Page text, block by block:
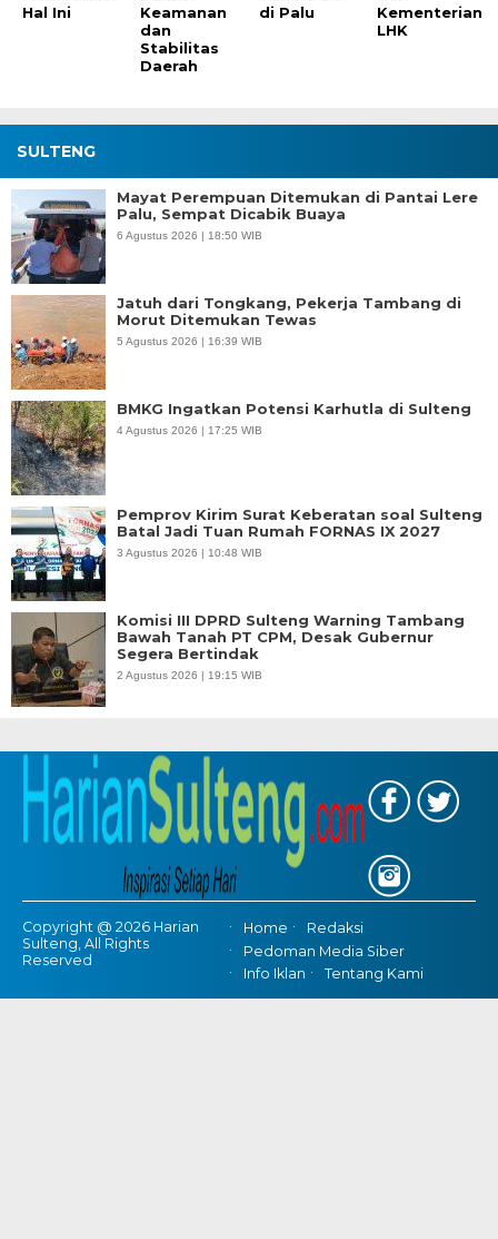
Hal Ini
Keamanan
dan
Stabilitas
Daerah
di Palu
Kementerian
LHK
SULTENG
Mayat Perempuan Ditemukan di Pantai Lere
Palu, Sempat Dicabik Buaya
6 Agustus 2026 | 18:50 WIB
Jatuh dari Tongkang, Pekerja Tambang di
Morut Ditemukan Tewas
5 Agustus 2026 | 16:39 WIB
BMKG Ingatkan Potensi Karhutla di Sulteng
4 Agustus 2026 | 17:25 WIB
Pemprov Kirim Surat Keberatan soal Sulteng
Batal Jadi Tuan Rumah FORNAS IX 2027
3 Agustus 2026 | 10:48 WIB
Komisi III DPRD Sulteng Warning Tambang
Bawah Tanah PT CPM, Desak Gubernur
Segera Bertindak
2 Agustus 2026 | 19:15 WIB
Copyright @ 2026 Harian
Sulteng, All Rights
Reserved
Home
Redaksi
Pedoman Media Siber
Info Iklan
Tentang Kami